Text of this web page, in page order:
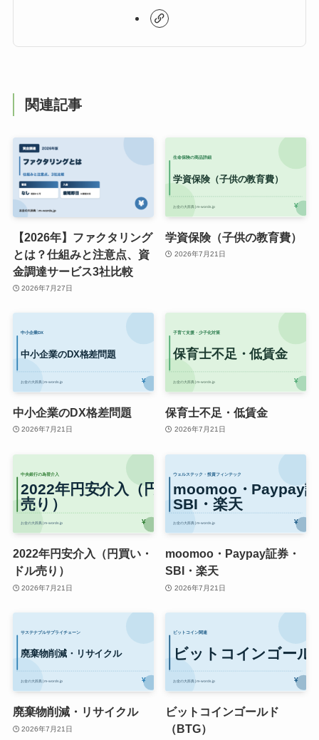
関連記事
【2026年】ファクタリング
とは？仕組みと注意点、資
金調達サービス3社比較
2026年7月27日
学資保険（子供の教育費）
2026年7月21日
中小企業のDX格差問題
2026年7月21日
保育士不足・低賃金
2026年7月21日
2022年円安介入（円買い・
ドル売り）
2026年7月21日
moomoo・Paypay証券・
SBI・楽天
2026年7月21日
廃棄物削減・リサイクル
2026年7月21日
ビットコインゴールド
（BTG）